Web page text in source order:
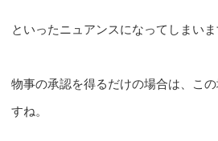
といったニュアンスになってしまいま
物事の承認を得るだけの場合は、こ
すね。